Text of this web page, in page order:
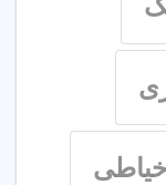
خیاطی